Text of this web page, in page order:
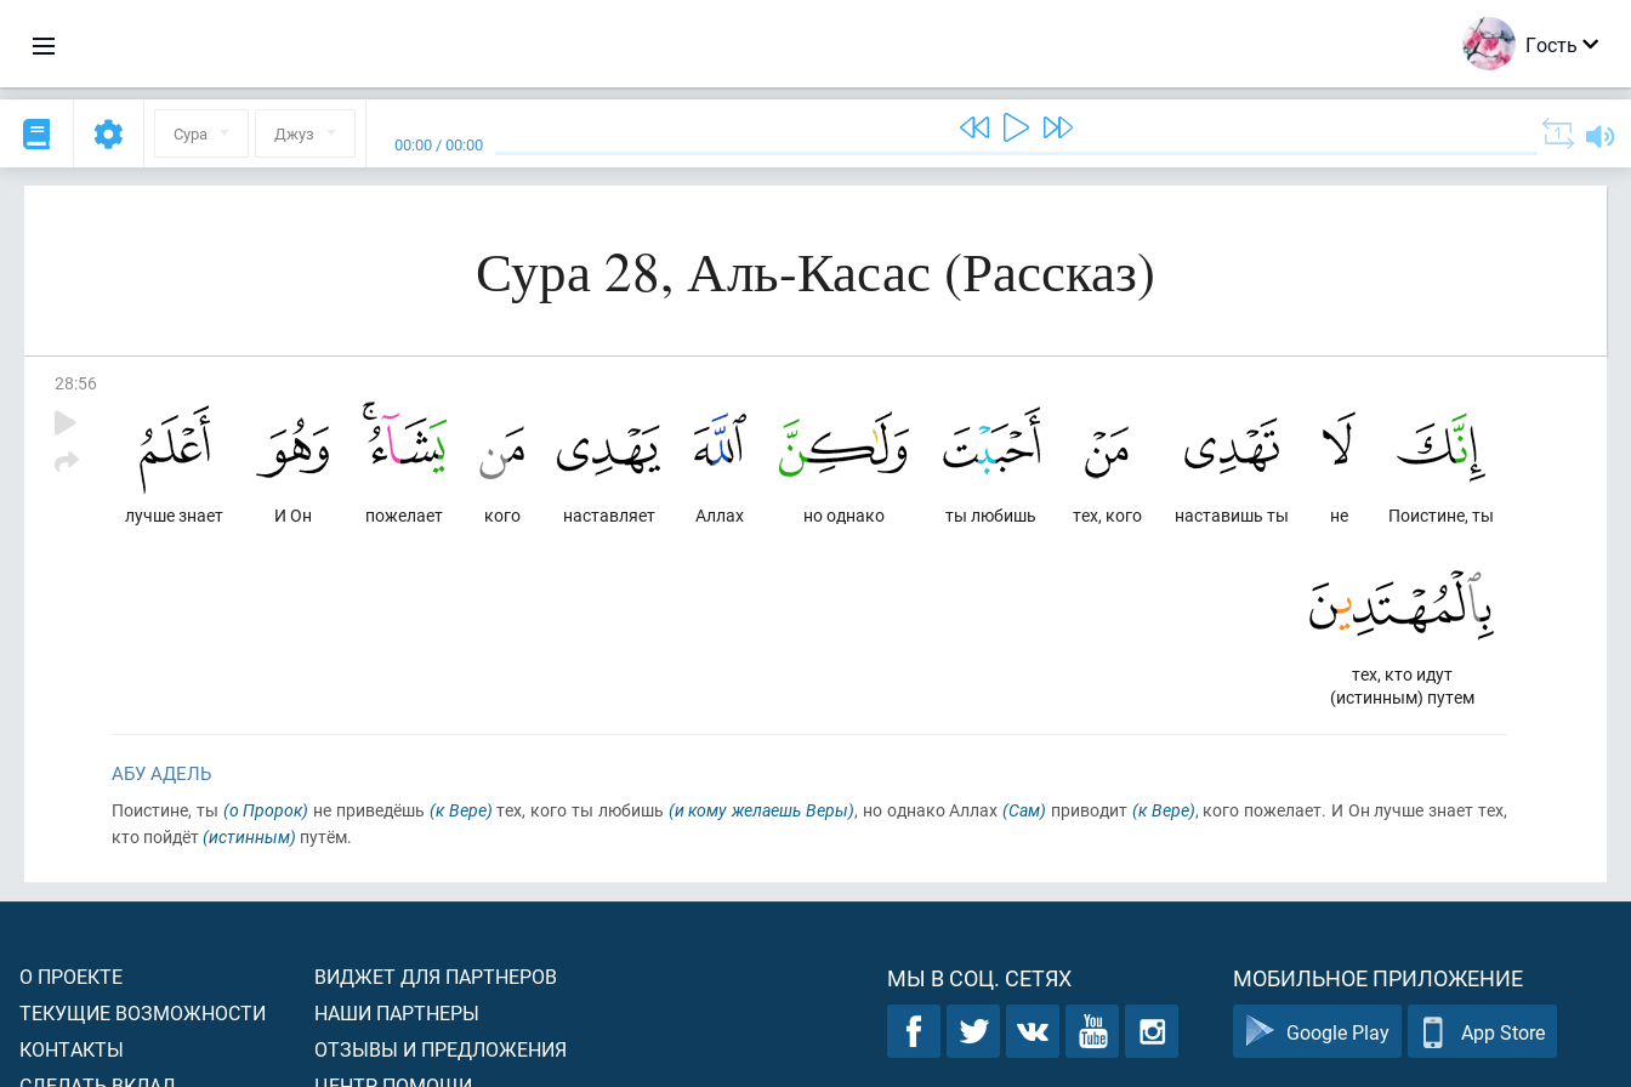
Гость
Сура Джуз 00:00 /00:00
Сура 28, Аль-Касас (Рассказ)
28:56
Поистине, ты
не
наставишь ты
тех, кого
ты любишь
но однако
Аллах
наставляет
кого
пожелает
И Он
лучше знает
тех, кто идут
(истинным) путем
АБУ АДЕЛЬ
Поистине, ты (о Пророк) не приведёшь (к Вере) тех, кого ты любишь (и кому желаешь Веры), но однако Аллах(Сам) приводит (к Вере), кого пожелает. И Он лучше знает тех,
кто пойдёт(истинным) путём.
О ПРОЕКТЕ
ТЕКУЩИЕ ВОЗМОЖНОСТИ
КОНТАКТЫ
ВИДЖЕТ ДЛЯ ПАРТНЕРОВ
НАШИ ПАРТНЕРЫ
ОТЗЫВЫ И ПРЕДЛОЖЕНИЯ
МЫ В СОЦ. СЕТЯХ МОБИЛЬНОЕ ПРИЛОЖЕНИЕ
Google Play App Store